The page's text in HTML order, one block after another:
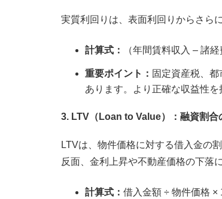
実質利回りは、表面利回りからさら
計算式： （年間賃料収入 – 諸
重要ポイント： 固定資産税、
あります。より正確な収益性を
3. LTV（Loan to Value）：融資割合
LTVは、物件価格に対する借入金の
反面、金利上昇や不動産価格の下落
計算式： 借入金額 ÷ 物件価格 ×